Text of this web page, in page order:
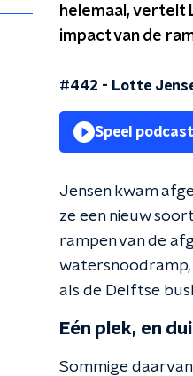
helemaal, vertelt
impact van de
#442 - Lotte
Speel
Jensen kwam
ze een nieuw
rampen van de
watersnoodramp,
als de Delftse
Eén plek, en
Sommige